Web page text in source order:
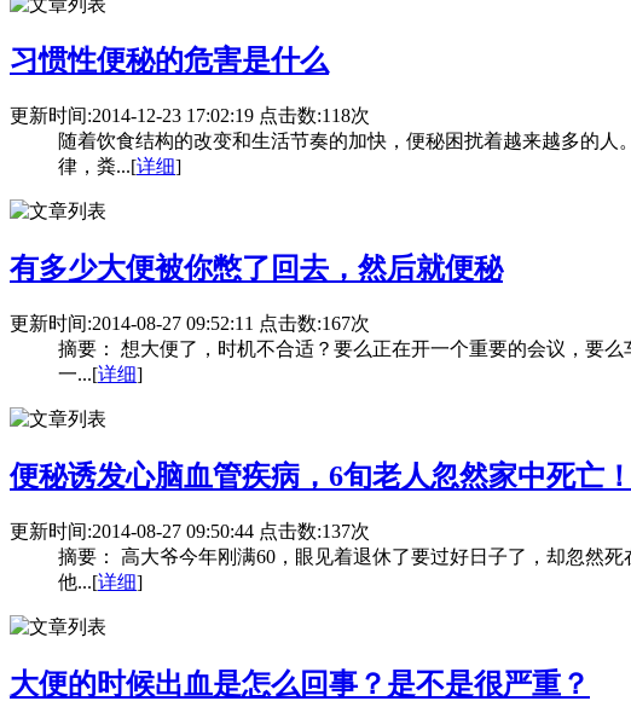
习惯性便秘的危害是什么
更新时间:2014-12-23 17:02:19 点击数:118次
随着饮食结构的改变和生活节奏的加快，便秘困扰着越来越多的
律，粪...[详细]
有多少大便被你憋了回去，然后就便秘
更新时间:2014-08-27 09:52:11 点击数:167次
摘要： 想大便了，时机不合适？要么正在开一个重要的会议，要
一...[详细]
便秘诱发心脑血管疾病，6旬老人忽然家中死亡！
更新时间:2014-08-27 09:50:44 点击数:137次
摘要： 高大爷今年刚满60，眼见着退休了要过好日子了，却忽然
他...[详细]
大便的时候出血是怎么回事？是不是很严重？